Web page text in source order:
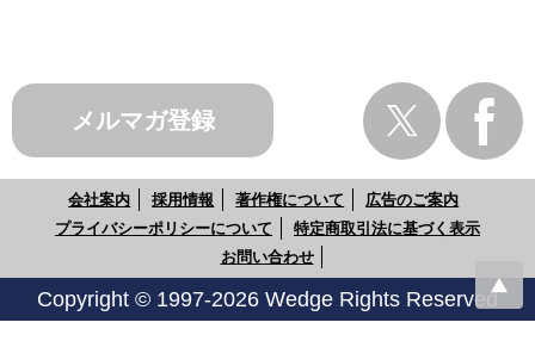
メルマガ登録
会社案内 採用情報 著作権について
広告のご案内
プライバシーポリシーについて
特定商取引法に基づく表示
お問い合わせ
Copyright © 1997-2026 Wedge Rights Reserved